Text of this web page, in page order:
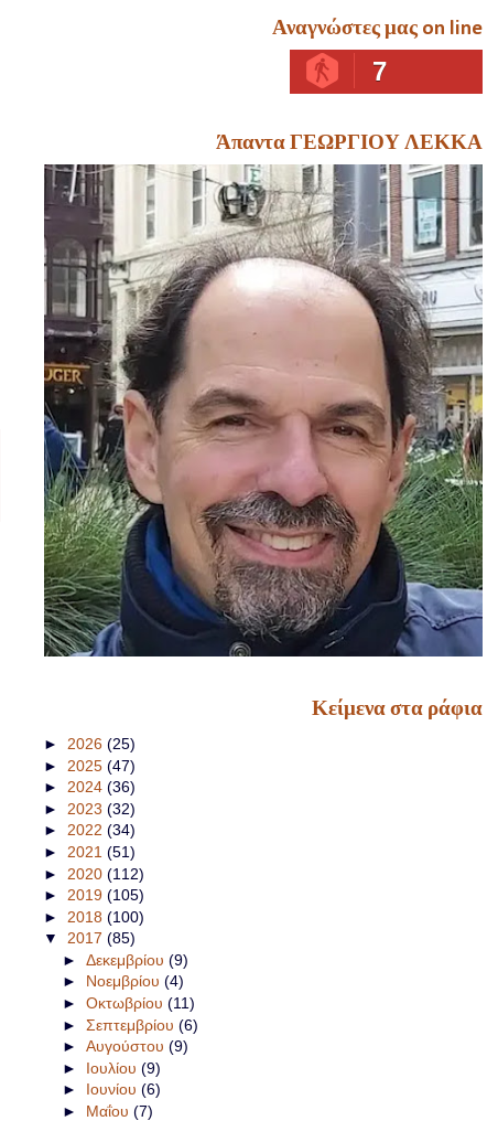
Αναγνώστες μας on line
7
Άπαντα ΓΕΩΡΓΙΟΥ ΛΕΚΚΑ
Κείμενα στα ράφια
► 2026 (25)
► 2025 (47)
► 2024 (36)
► 2023 (32)
► 2022 (34)
► 2021 (51)
► 2020 (112)
► 2019 (105)
► 2018 (100)
▼ 2017 (85)
► Δεκεμβρίου (9)
► Νοεμβρίου (4)
► Οκτωβρίου (11)
► Σεπτεμβρίου (6)
► Αυγούστου (9)
► Ιουλίου (9)
► Ιουνίου (6)
► Μαΐου (7)